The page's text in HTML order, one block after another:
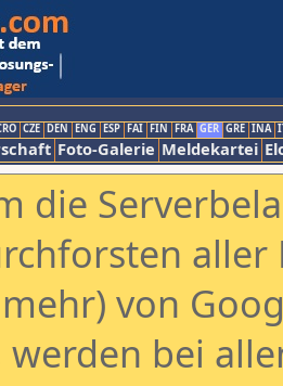
CZE DEN ENG ESP FAI FIN FRA GER GRE INA
Foto-Galerie Meldekartei
die
aller
von
werden bei